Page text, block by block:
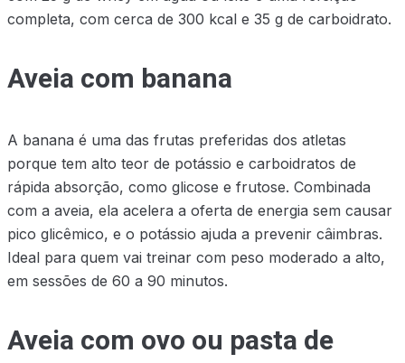
completa, com cerca de 300 kcal e 35 g de carboidrato.
Aveia com banana
A banana é uma das frutas preferidas dos atletas
porque tem alto teor de potássio e carboidratos de
rápida absorção, como glicose e frutose. Combinada
com a aveia, ela acelera a oferta de energia sem causar
pico glicêmico, e o potássio ajuda a prevenir câimbras.
Ideal para quem vai treinar com peso moderado a alto,
em sessões de 60 a 90 minutos.
Aveia com ovo ou pasta de